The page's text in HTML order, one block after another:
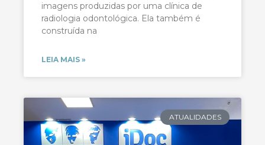
imagens produzidas por uma clínica de
radiologia odontológica. Ela também é
construída na
LEIA MAIS »
ATUALIDADES